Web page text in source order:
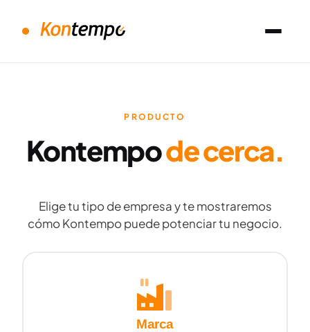
PRODUCTO
Kontempode cerca.
Elige tu tipo de empresa y te mostraremos
cómo Kontempo puede potenciar tu negocio.
Marca